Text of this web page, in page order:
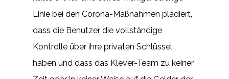
Linie bei den Corona-Maßnahmen plädiert,
dass die Benutzer die vollständige
Kontrolle über ihre privaten Schlüssel
haben und dass das Klever-Team zu keiner